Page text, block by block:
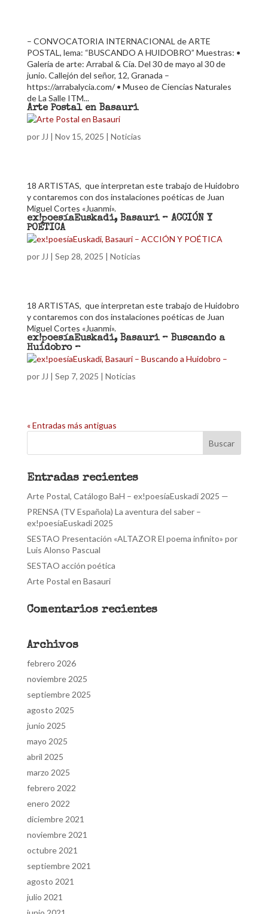
Arte Postal en Basauri
por JJ | Nov 15, 2025 | Noticias
– CONVOCATORIA INTERNACIONAL de ARTE
POSTAL, lema: “BUSCANDO A HUIDOBRO” Muestras: •
Galería de arte: Arrabal & Cía. Del 30 de mayo al 30 de
junio. Callejón del señor, 12, Granada –
https://arrabalycia.com/ • Museo de Ciencias Naturales
de La Salle ITM...
ex!poesíaEuskadi, Basauri – ACCIÓN Y
POÉTICA
por JJ | Sep 28, 2025 | Noticias
18 ARTISTAS, que interpretan este trabajo de Huidobro
y contaremos con dos instalaciones poéticas de Juan
Miguel Cortes «Juanmi».
ex!poesíaEuskadi, Basauri – Buscando a
Huidobro –
por JJ | Sep 7, 2025 | Noticias
18 ARTISTAS, que interpretan este trabajo de Huidobro
y contaremos con dos instalaciones poéticas de Juan
Miguel Cortes «Juanmi».
« Entradas más antiguas
Entradas recientes
Arte Postal, Catálogo BaH – ex!poesíaEuskadi 2025 —
PRENSA (TV Española) La aventura del saber –
ex!poesíaEuskadi 2025
SESTAO Presentación «ALTAZOR El poema infinito» por
Luis Alonso Pascual
SESTAO acción poética
Arte Postal en Basauri
Comentarios recientes
Archivos
febrero 2026
noviembre 2025
septiembre 2025
agosto 2025
junio 2025
mayo 2025
abril 2025
marzo 2025
febrero 2022
enero 2022
diciembre 2021
noviembre 2021
octubre 2021
septiembre 2021
agosto 2021
julio 2021